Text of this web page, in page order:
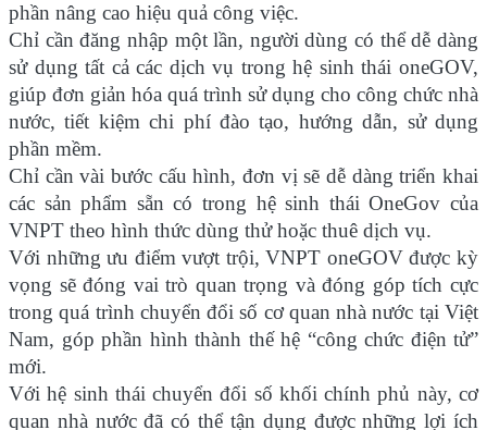
phần nâng cao hiệu quả công việc.
Chỉ cần đăng nhập một lần, người dùng có thể dễ dàng
sử dụng tất cả các dịch vụ trong hệ sinh thái oneGOV,
giúp đơn giản hóa quá trình sử dụng cho công chức nhà
nước, tiết kiệm chi phí đào tạo, hướng dẫn, sử dụng
phần mềm.
Chỉ cần vài bước cấu hình, đơn vị sẽ dễ dàng triển khai
các sản phẩm sẵn có trong hệ sinh thái OneGov của
VNPT theo hình thức dùng thử hoặc thuê dịch vụ.
Với những ưu điểm vượt trội, VNPT oneGOV được kỳ
vọng sẽ đóng vai trò quan trọng và đóng góp tích cực
trong quá trình chuyển đổi số cơ quan nhà nước tại Việt
Nam, góp phần hình thành thế hệ “công chức điện tử”
mới.
Với hệ sinh thái chuyển đổi số khối chính phủ này, cơ
quan nhà nước đã có thể tận dụng được những lợi ích